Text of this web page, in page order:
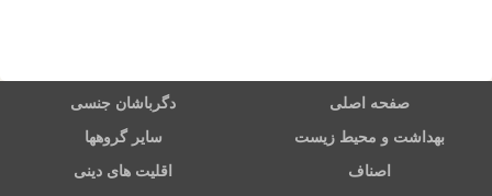
صفحه اصلی دگرباشان جنسی
بهداشت و محیط زیست سایر گروهها
اصناف اقلیت های دینی